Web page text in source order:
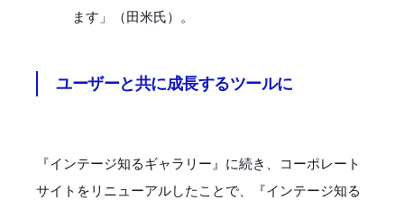
ます」（田米氏）。
ユーザーと共に成長するツールに
『インテージ知るギャラリー』に続き、コーポレート
サイトをリニューアルしたことで、『インテージ知る